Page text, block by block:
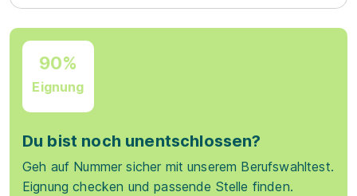
90%
Eignung
Du bist noch unentschlossen?
Geh auf Nummer sicher mit unserem Berufswahltest.
Eignung checken und passende Stelle finden.